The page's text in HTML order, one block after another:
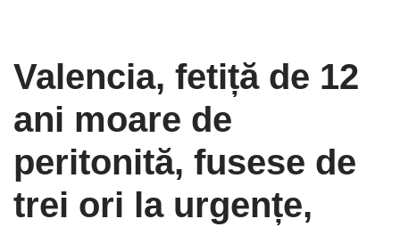
Valencia, fetiță de 12
ani moare de
peritonită, fusese de
trei ori la urgențe,